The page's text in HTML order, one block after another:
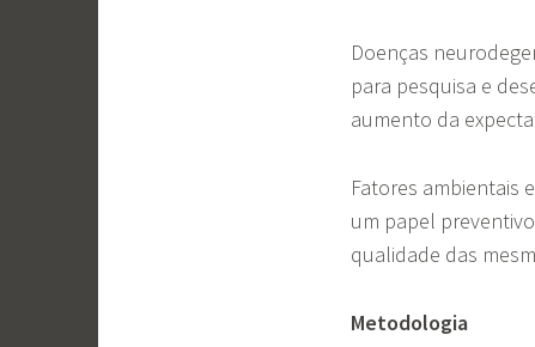
Doenças
para pesquisa e
aumento da
Fatores ambientais
um papel
qualidade das
Metodologia